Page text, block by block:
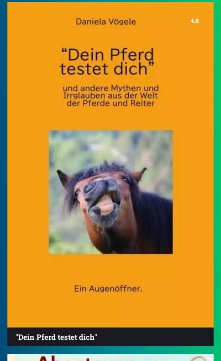
4.8
"Dein Pferd testet dich"